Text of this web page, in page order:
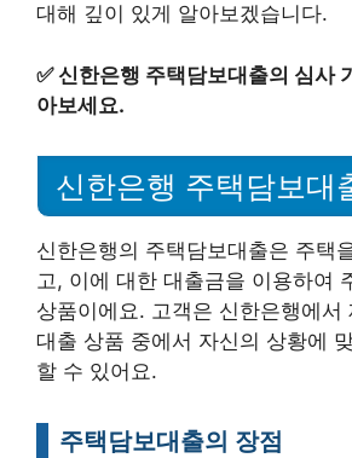
대해 깊이 있게 알아보겠습니다.
✅신한은행 주택담보대출의 심사
아보세요.
신한은행 주택담보대
신한은행의 주택담보대출은 주택
고, 이에 대한 대출금을 이용하여
상품이에요. 고객은 신한은행에서
대출 상품 중에서 자신의 상황에
할 수 있어요.
주택담보대출의 장점